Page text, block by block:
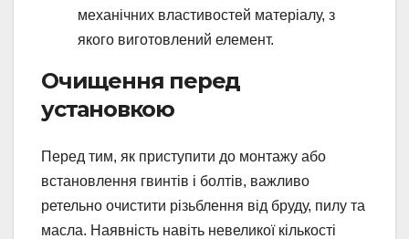
механічних властивостей матеріалу, з
якого виготовлений елемент.
Очищення перед
установкою
Перед тим, як приступити до монтажу або
встановлення гвинтів і болтів, важливо
ретельно очистити різьблення від бруду, пилу та
масла. Наявність навіть невеликої кількості